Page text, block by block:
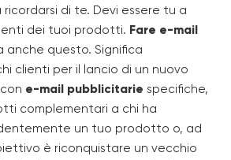
di te. Devi essere tu a
dei tuoi prodotti. Fare e-mail
anche questo. Significa
clienti per il lancio di un nuovo
e-mail pubblicitarie specifiche,
complementari a chi ha
un tuo prodotto o, ad
è riconquistare un vecchio